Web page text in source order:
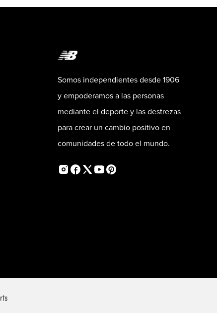
Somos independientes desde 1906
y empoderamos a las personas
mediante el deporte y las destrezas
para crear un cambio positivo en
comunidades de todo el mundo.